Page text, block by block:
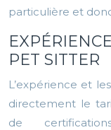
particulière et
PET SITTER
L’expérience et
directement le
de